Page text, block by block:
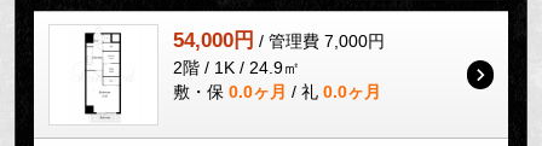
54,000円 / 管理費 7,000円
2階 / 1K / 24.9㎡
敷・保 0.0ヶ月 / 礼 0.0ヶ月